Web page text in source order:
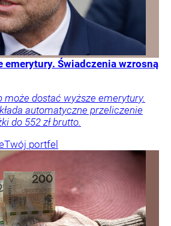
emerytury. Świadczenia wzrosną
może dostać wyższe emerytury.
automatyczne przeliczenie
do 552 zł brutto.
Twój portfel